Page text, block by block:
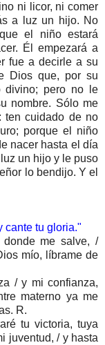
ni licor, ni comer
a luz un hijo. No
el niño estará
Él empezará a
fue a decirle a su
Dios que, por su
divino; pero no le
nombre. Sólo me
ten cuidado de no
porque el niño
nacer hasta el día
un hijo y le puso
lo bendijo. Y el
cante tu gloria."
me salve, /
mío, líbrame de
/ y mi confianza,
materno ya me
R.
tu victoria, tuya
juventud, / y hasta